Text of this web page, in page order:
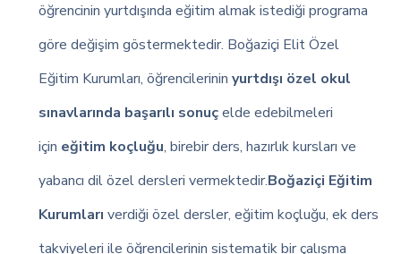
öğrencinin yurtdışında eğitim almak istediği programa
göre değişim göstermektedir. Boğaziçi Elit Özel
Eğitim Kurumları, öğrencilerininyurtdışı özel okul
sınavlarında başarılı sonuçelde edebilmeleri
için eğitim koçluğu, birebir ders, hazırlık kursları ve
yabancı dil özel dersleri vermektedir.Boğaziçi Eğitim
Kurumları verdiği özel dersler, eğitim koçluğu, ek ders
takviyeleri ile öğrencilerinin sistematik bir çalışma